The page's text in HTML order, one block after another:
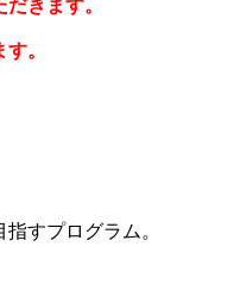
きます。
。
すプログラム。